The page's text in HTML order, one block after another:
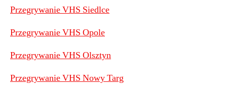
Przegrywanie VHS Siedlce
Przegrywanie VHS Opole
Przegrywanie VHS Olsztyn
Przegrywanie VHS Nowy Targ